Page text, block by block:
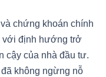
chứng khoán chính
với định hướng trở
cậy của nhà đầu tư.
không ngừng nỗ